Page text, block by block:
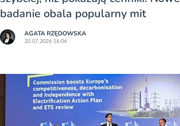
badanie obala popularny mit
AGATA RZĘDOWSKA
20.07.2026 16:06